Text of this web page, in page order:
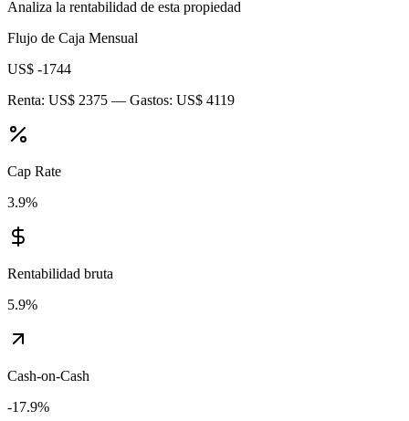
Analiza la rentabilidad de esta propiedad
Flujo de Caja Mensual
US$ -1744
Renta: US$ 2375 — Gastos: US$ 4119
Cap Rate
3.9%
Rentabilidad bruta
5.9%
Cash-on-Cash
-17.9%